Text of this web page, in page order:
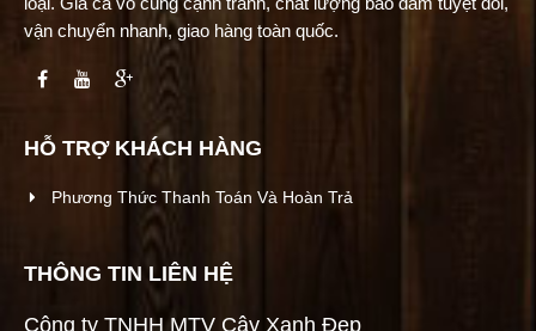
vận chuyển nhanh, giao hàng toàn quốc.
HỖ TRỢ KHÁCH HÀNG
Phương Thức Thanh Toán Và Hoàn Trả
THÔNG TIN LIÊN HỆ
Công ty TNHH MTV Cây Xanh Đẹp